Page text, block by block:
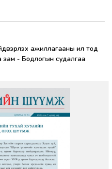
ажиллагааны ил тод
зам - Бодлогын судалгаа